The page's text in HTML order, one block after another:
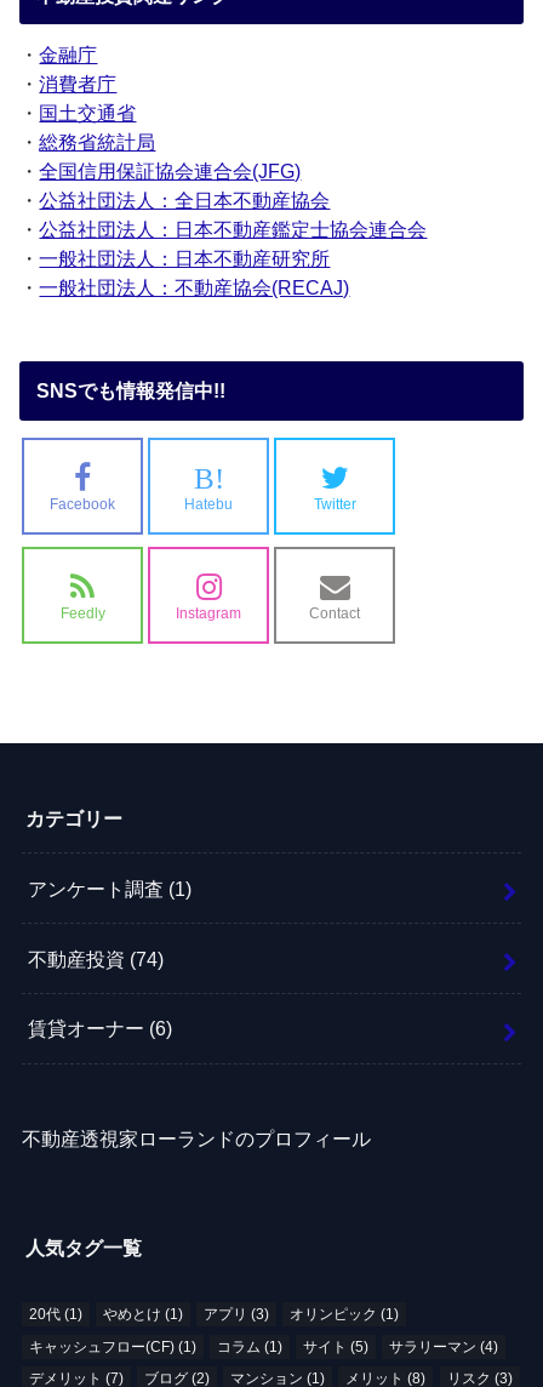
・金融庁
・消費者庁
・ 国土交通省
・総務省統計局
・全国信用保証協会連合会(JFG)
・公益社団法人：全日本不動産協会
・公益社団法人：日本不動産鑑定士協会連合会
・一般社団法人：日本不動産研究所
・一般社団法人：不動産協会(RECAJ)
SNSでも情報発信中!!
Facebook
B!
Hatebu Twitter
Feedly Instagram Contact
カテゴリー
アンケート調査 (1)
不動産投資 (74)
賃貸オーナー (6)
不動産透視家ローランドのプロフィール
人気タグ一覧
20代(1) やめとけ (1) アプリ (3) オリンピック (1)
キャッシュフロー(CF)(1) コラム (1) サイト (5) サラリーマン (4)
デメリット (7) ブログ (2) マンション (1) メリット (8) リスク (3)